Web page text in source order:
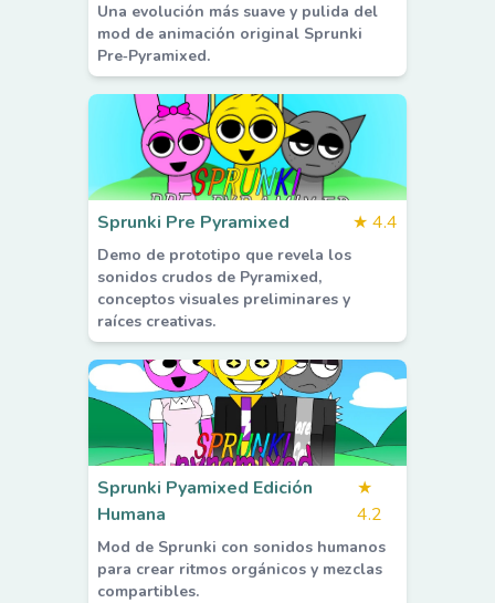
Una evolución más suave y pulida del
mod de animación original Sprunki
Pre‑Pyramixed.
Sprunki Pre Pyramixed ★ 4.4
Demo de prototipo que revela los
sonidos crudos de Pyramixed,
conceptos visuales preliminares y
raíces creativas.
Sprunki Pyamixed Edición
Humana
★
4.2
Mod de Sprunki con sonidos humanos
para crear ritmos orgánicos y mezclas
compartibles.